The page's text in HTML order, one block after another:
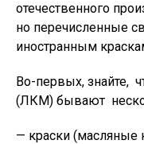
отечественного
но перечисленные
иностранным
Во-первых, знайте,
(ЛКМ) бывают
— краски (масляные